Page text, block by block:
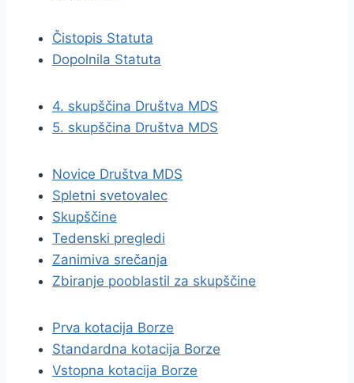
Čistopis Statuta
Dopolnila Statuta
4. skupščina Društva MDS
5. skupščina Društva MDS
Novice Društva MDS
Spletni svetovalec
Skupščine
Tedenski pregledi
Zanimiva srečanja
Zbiranje pooblastil za skupščine
Prva kotacija Borze
Standardna kotacija Borze
Vstopna kotacija Borze